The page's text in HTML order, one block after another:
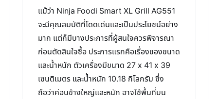
แม้ว่า Ninja Foodi Smart XL Grill AG551
จะมีคุณสมบัติที่โดดเด่นและเป็นประโยชน์อย่าง
มาก แต่ก็มีบางประการที่ผู้สนใจควรพิจารณา
ก่อนตัดสินใจซื้อ ประการแรกคือเรื่องของขนาด
และน้ำหนัก ตัวเครื่องมีขนาด 27 x 41 x 39
เซนติเมตร และน้ำหนัก 10.18 กิโลกรัม ซึ่ง
ถือว่าค่อนข้างใหญ่และหนัก อาจใช้พื้นที่บน